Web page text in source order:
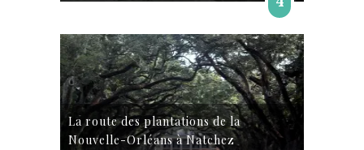
La route des plantations de la
Nouvelle-Orléans à Natchez